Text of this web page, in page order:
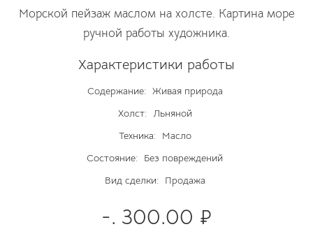
Морской пейзаж маслом на холсте. Картина море
ручной работы художника.
Характеристики работы
Содержание: Живая природа
Холст: Льняной
Техника:
Масло
Состояние:
Без повреждений
Вид сделки:
Продажа
-. 300.00 ₽